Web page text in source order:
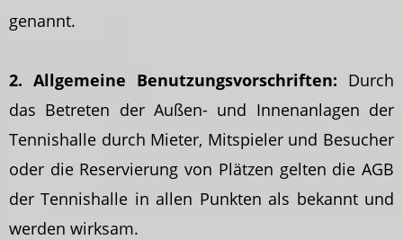
genannt.
2. Allgemeine Benutzungsvorschriften: Durch
das Betreten der Außen- und Innenanlagen der
Tennishalle durch Mieter, Mitspieler und Besucher
oder die Reservierung von Plätzen gelten die AGB
der Tennishalle in allen Punkten als bekannt und
werden wirksam.